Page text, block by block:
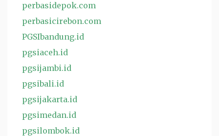
perbasidepok.com
perbasicirebon.com
PGSIbandung.id
pgsiaceh.id
pgsijambi.id
pgsibali.id
pgsijakarta.id
pgsimedan.id
pgsilombok.id